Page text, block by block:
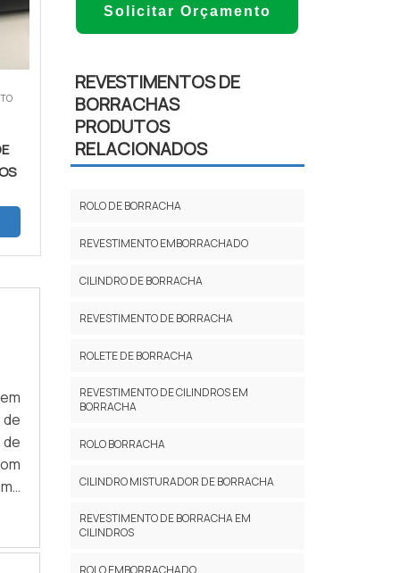
Solicitar Orçamento
REVESTIMENTOS DE
BORRACHAS
PRODUTOS
RELACIONADOS
ROLO DE BORRACHA
REVESTIMENTO EMBORRACHADO
CILINDRO DE BORRACHA
REVESTIMENTO DE BORRACHA
ROLETE DE BORRACHA
REVESTIMENTO DE CILINDROS EM
BORRACHA
ROLO BORRACHA
CILINDRO MISTURADOR DE BORRACHA
REVESTIMENTO DE BORRACHA EM
CILINDROS